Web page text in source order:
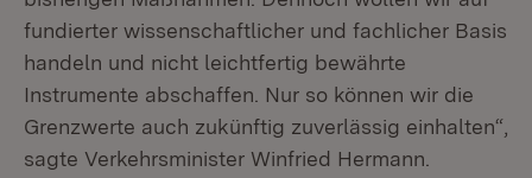
fundierter wissenschaftlicher und fachlicher Basis
handeln und nicht leichtfertig bewährte
Instrumente abschaffen. Nur so können wir die
Grenzwerte auch zukünftig zuverlässig einhalten“,
sagte Verkehrsminister Winfried Hermann.